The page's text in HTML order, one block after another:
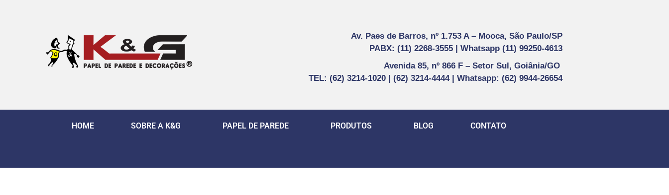
Av. Paes de Barros, nº 1.753 A – Mooca, São Paulo/SP
PABX: (11) 2268-3555 | Whatsapp (11) 99250-4613
Avenida 85, nº 866 F – Setor Sul, Goiânia/GO
TEL: (62) 3214-1020 | (62) 3214-4444 | Whatsapp: (62) 9944-26654
HOME SOBRE A K&G PAPEL DE PAREDE PRODUTOS BLOG CONTATO